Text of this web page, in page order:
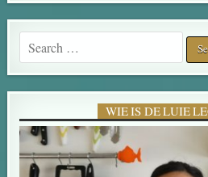
Search for:
WIE IS DE LUIE